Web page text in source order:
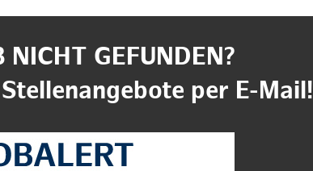
NICHT GEFUNDEN?
per E-Mail!